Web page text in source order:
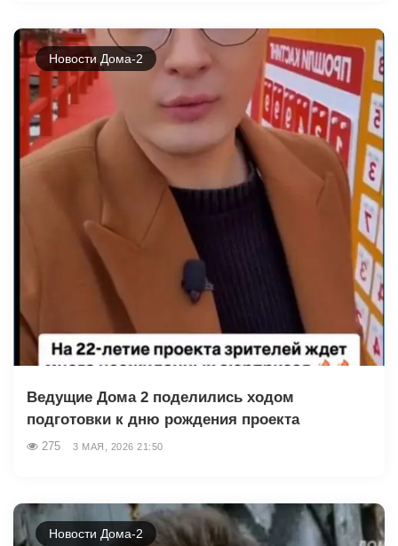
Новости Дома-2
Ведущие Дома 2 поделились ходом
подготовки к дню рождения проекта
275 3 МАЯ, 2026 21:50
Новости Дома-2